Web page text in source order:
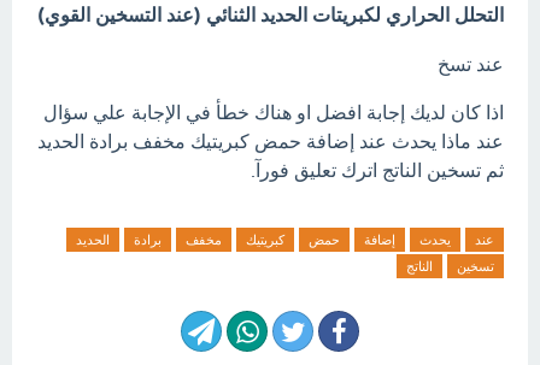
التحلل الحراري لكبريتات الحديد الثنائي (عند التسخين القوي)
عند تسخ
اذا كان لديك إجابة افضل او هناك خطأ في الإجابة علي سؤال
عند ماذا يحدث عند إضافة حمض كبريتيك مخفف برادة الحديد
ثم تسخين الناتج اترك تعليق فورآ.
عند يحدث إضافة حمض كبريتيك مخفف برادة
الحديد
تسخين
الناتج